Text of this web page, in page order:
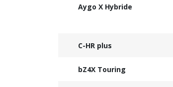
Aygo X Hybride
C-HR plus
bZ4X Touring